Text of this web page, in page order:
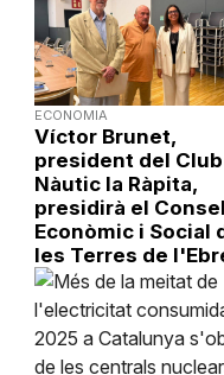
ECONOMIA
Víctor Brunet,
president del Club
Nàutic la Ràpita,
presidirà el
Econòmic i Social
les Terres de